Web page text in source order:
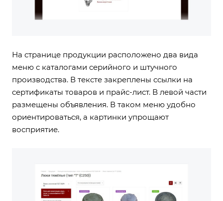
На странице продукции расположено два вида
меню с каталогами серийного и штучного
производства. В тексте закреплены ссылки на
сертификаты товаров и прайс-лист. В левой части
размещены объявления. В таком меню удобно
ориентироваться, а картинки упрощают
восприятие.